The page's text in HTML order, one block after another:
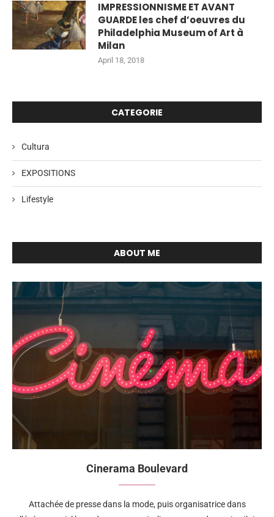
IMPRESSIONNISME ET AVANT
GUARDE les chef d’oeuvres du
Philadelphia Museum of Art à
Milan
April 18, 2018
CATEGORIE
Cultura
EXPOSITIONS
Lifestyle
ABOUT ME
Cinerama Boulevard
Attachée de presse dans la mode, puis organisatrice dans